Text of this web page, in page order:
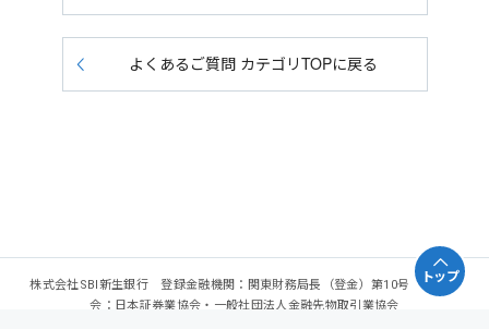
よくあるご質問 カテゴリTOPに戻る
株式会社SBI新生銀行 登録金融機関：関東財務局長（登金）第10号 加入協
会：日本証券業協会・一般社団法人金融先物取引業協会
トップ